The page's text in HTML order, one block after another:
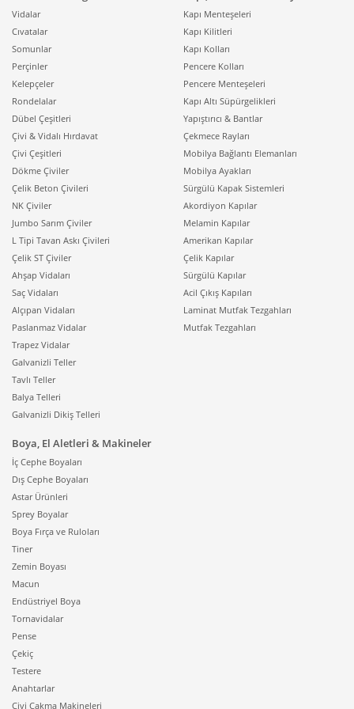
Avantajları
Elektrikli ısıtma çözümleri arasında en sağlıklı ve
sürdürülebilir ısınmayı sağlayan modellerden biri,
geleneksel ısıtma mantığını teknolojiyle birleştiren
yagli radyatorler
olarak öne çıkar. Bu cihazlar,
içlerindeki özel yağın rezistans yardımıyla ısınmasıyla
çalışır ve yağın yüksek ısı tutma kapasitesi sayesinde
cihaz kapandıktan sonra bile uzun süre sıcaklık
yaymaya devam eder. Havanın nemini kurutmayan ve
toz sirkülasyonu yapmayan bu radyatörler, özellikle
çocuk odaları ve yatak odaları için ideal birer
seçenektir. Daha ince tasarımlı ve duvar tipi montaja
uygun bir çözüm arayanlar için iseelektrikli
radyatorler
mükemmel birer alternatiftir. Dijital
göstergeleri ve programlanabilir zamanlayıcıları
sayesinde bu cihazlar, siz mekana girmeden önce
ortamı ısıtarak akıllı bir iklimlendirme yönetimi sunar.
Sabit su tesisatlı
ile benzer bir estetik
görünüm sunan bu elektrikli paneller, kentsel
dönüşüm veya yenileme projelerinde tesisat
maliyetinden tasarruf etmek isteyenlerin bir numaralı
tercihidir.
hem de kurutma fonksiyonu arandığında
1075modelleri devreye girer. Bu şık tasarımlar
banyoların sadece ısınmasını sağlamakla kalmaz, aynı
zamanda havluların hijyenik kalmasına yardımcı olur.
Elektrikli havlupan seçenekleri, merkezi sistemden
bağımsız olarak yaz-kış çalıştırılabildiği için yılın her
günü banyoda konforu garanti altına alır. Tedarikçi360
olarak sunduğumuz tüm elektrikli ısıtma ürünlerinde,
aşırı ısınma koruması, devrilme emniyeti ve çocuk kilidi
gibi güvenlik donanımları standart olarak yer
almaktadır. Bu sayede, cihazlarınızı gece boyunca veya
çocukların bulunduğu ortamlarda gönül rahatlığıyla
kullanabilirsiniz. Kaliteli bir elektrikli ısıtıcı yatırımı,
sadece bugün ısınmanızı sağlamakla kalmaz, aynı
zamanda yüksek verimliliği sayesinde elektrik
Vidalar
Cıvatalar
Somunlar
Perçinler
Kelepçeler
Rondelalar
Dübel Çeşitleri
Çivi & Vidalı Hırdavat
Çivi Çeşitleri
Dökme Çiviler
Çelik Beton Çivileri
NK Çiviler
Jumbo Sarım Çiviler
L Tipi Tavan Askı Çivileri
Çelik ST Çiviler
Ahşap Vidaları
Saç Vidaları
Alçıpan Vidaları
Paslanmaz Vidalar
Trapez Vidalar
Galvanizli Teller
Tavlı Teller
Balya Telleri
Galvanizli Dikiş Telleri
Kapı Menteşeleri
Kapı Kilitleri
Kapı Kolları
Pencere Kolları
Pencere Menteşeleri
Kapı Altı Süpürgelikleri
Yapıştırıcı & Bantlar
Çekmece Rayları
Mobilya Bağlantı Elemanları
Mobilya Ayakları
Sürgülü Kapak Sistemleri
Akordiyon Kapılar
Melamin Kapılar
Amerikan Kapılar
Çelik Kapılar
Sürgülü Kapılar
Acil Çıkış Kapıları
Laminat Mutfak Tezgahları
Mutfak Tezgahları
Boya, El Aletleri & Makineler
İç Cephe Boyaları
Dış Cephe Boyaları
Astar Ürünleri
Sprey Boyalar
Boya Fırça ve Ruloları
Tiner
Zemin Boyası
Macun
Endüstriyel Boya
Tornavidalar
Pense
Çekiç
Testere
Anahtarlar
Çivi Çakma Makineleri